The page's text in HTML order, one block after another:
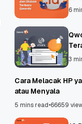
6
3
Cara Melacak HP
atau Menyala
5 mins read•66659